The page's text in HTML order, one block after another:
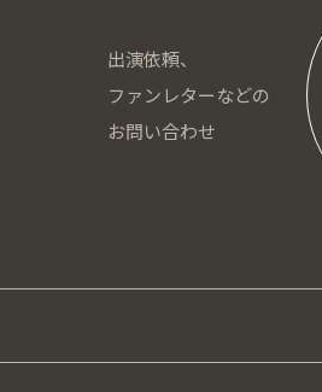
出演依頼、
ファンレターなどの
お問い合わせ